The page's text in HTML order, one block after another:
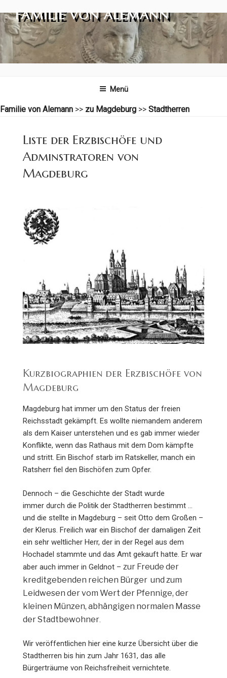
Inhalt
springen
FAMILIE VON ALEMANN
Menü
Familie von Alemann >> zu Magdeburg >> Stadtherren
Liste der Erzbischöfe und
Adminstratoren von
Magdeburg
Kurzbiographien der Erzbischöfe von
Magdeburg
Magdeburg hat immer um den Status der freien
Reichsstadt gekämpft. Es wollte niemandem anderem
als dem Kaiser unterstehen und es gab immer wieder
Konflikte, wenn das Rathaus mit dem Dom kämpfte
und stritt. Ein Bischof starb im Ratskeller, manch ein
Ratsherr fiel den Bischöfen zum Opfer.
Dennoch – die Geschichte der Stadt wurde
immer durch die Politik der Stadtherren bestimmt …
und die stellte in Magdeburg – seit Otto dem Großen –
der Klerus. Freilich war ein Bischof der damaligen Zeit
ein sehr weltlicher Herr, der in der Regel aus dem
Hochadel stammte und das Amt gekauft hatte. Er war
aber auch immer in Geldnot – zur Freude der
kreditgebenden reichen Bürger und zum
Leidwesen der vom Wert der Pfennige, der
kleinen Münzen, abhängigen normalen Masse
der Stadtbewohner.
Wir veröffentlichen hier eine kurze Übersicht über die
Stadtherren bis hin zum Jahr 1631, das alle
Bürgerträume von Reichsfreiheit vernichtete.